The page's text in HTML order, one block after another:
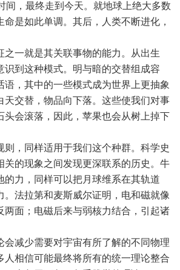
间，最终走到今天。就地球上绝大多数
是如此单调。其后，人类不断进化，
之一就是其关联事物的能力。从出生
识到这种模式。明与暗的交替组成容
语，其中的一些模式成为世界上更抽象
交替，物品向下落。这些使我们对事
头会滚落，因此，苹果也会从树上掉下
则，同样适用于我们这个种群。科学史
关的现象之间发现更深联系的历史。牛
的力，同样可以把月球维系在其轨道
。法拉第和麦斯威尔证明，电和磁就像
两面；电磁后来与弱核力结合，引起诸
会减少需要对宇宙有所了解的不同物理
人相信可能最终将所有的统一理论整合